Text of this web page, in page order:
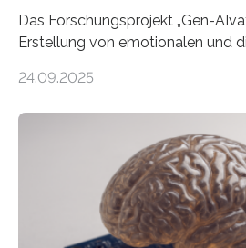
Das Forschungsprojekt „Gen-
Erstellung von emotionalen und
Förderung in Höhe von rund 2
der MindPort GmbH eine
Lösung zur Erzeugung von
Avatare. Gen-AIvatar entwickelt
kosteneffiziente Methoden, um
erstellen. „Besonders wichtig ist
24.09.2025